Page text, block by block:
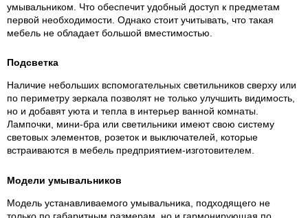
умывальником. Что обеспечит удобный доступ к предметам
первой необходимости. Однако стоит учитывать, что такая
мебель не обладает большой вместимостью.
Подсветка
Наличие небольших вспомогательных светильников сверху или
по периметру зеркала позволят не только улучшить видимость,
но и добавят уюта и тепла в интерьер ванной комнаты.
Лампочки, мини-бра или светильники имеют свою систему
световых элементов, розеток и выключателей, которые
встраиваются в мебель предприятием-изготовителем.
Модели умывальников
Модель устанавливаемого умывальника, подходящего не
только по габаритным размерам, но и гармонирующая по